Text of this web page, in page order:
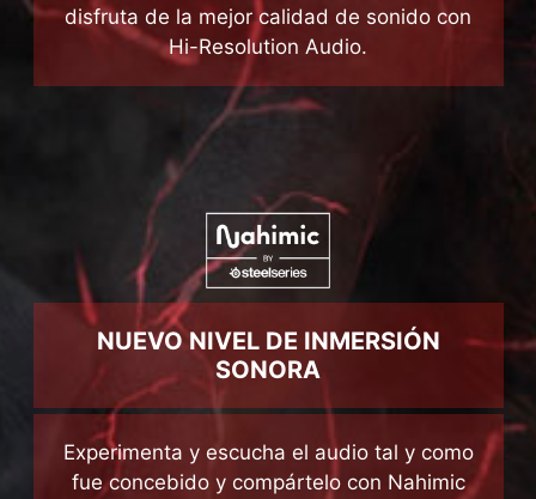
Sumérgete en la música sin pérdidas y
disfruta de la mejor calidad de sonido con
Hi-Resolution Audio.
NUEVO NIVEL DE INMERSIÓN